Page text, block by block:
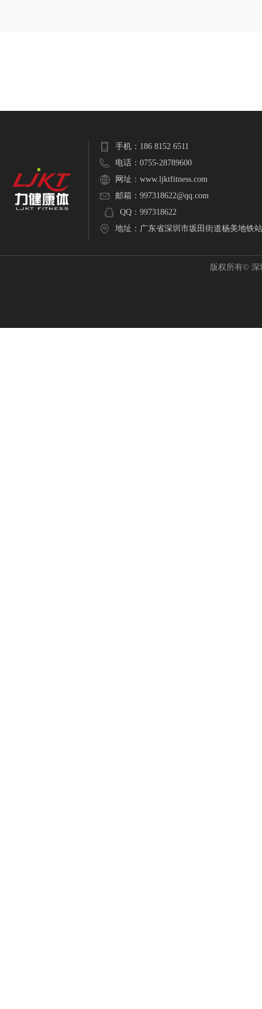
手机： 186 8152 6511
电话： 0755-28789600
网址： www.ljktfitness.com
邮箱： 997318622@qq.com
QQ： 997318622
地址： 广东省深圳市坂田街道杨美地铁
版权所有© 深